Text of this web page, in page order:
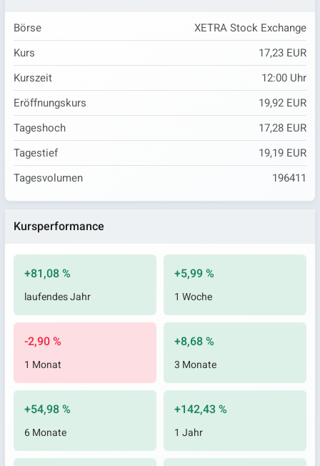
Börse
XETRA Stock Exchange
Kurs
17,23 EUR
Kurszeit
12:00 Uhr
Eröffnungskurs
19,92 EUR
Tageshoch
17,28 EUR
Tagestief
19,19 EUR
Tagesvolumen
196411
Kursperformance
+81,08 %
laufendes Jahr
+5,99 %
1 Woche
-2,90 %
1 Monat
+8,68 %
3 Monate
+54,98 %
6 Monate
+142,43 %
1 Jahr